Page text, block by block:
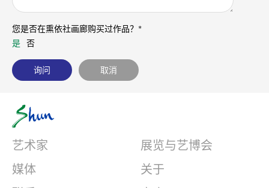
您是否在熏依社画廊购买过作品？*
是 否
艺术家
展览与艺博会
媒体
关于